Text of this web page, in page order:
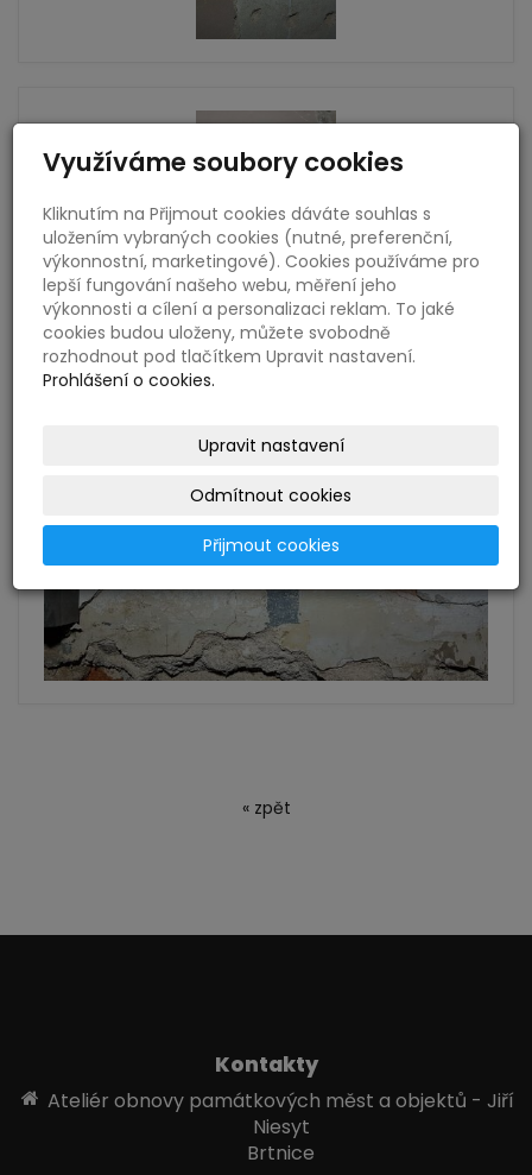
« zpět
Kontakty
Ateliér obnovy památkových měst a objektů - Jiří
Niesyt
Brtnice
Využíváme soubory cookies
Kliknutím na Přijmout cookies dáváte souhlas s
uložením vybraných cookies (nutné, preferenční,
výkonnostní, marketingové). Cookies používáme pro
lepší fungování našeho webu, měření jeho
výkonnosti a cílení a personalizaci reklam. To jaké
cookies budou uloženy, můžete svobodně
rozhodnout pod tlačítkem Upravit nastavení.
Prohlášení o cookies.
Upravit nastavení
Odmítnout cookies
Přijmout cookies